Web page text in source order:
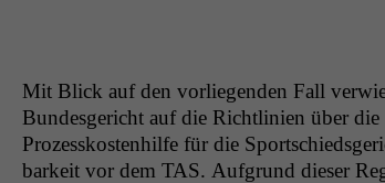
Mit Blick auf den vor­liegen­den Fall
Bun­des­gericht auf die Richtlin­ien über die
Prozesskosten­hil­fe für die
barkeit vor dem TAS. Auf­grund dieser